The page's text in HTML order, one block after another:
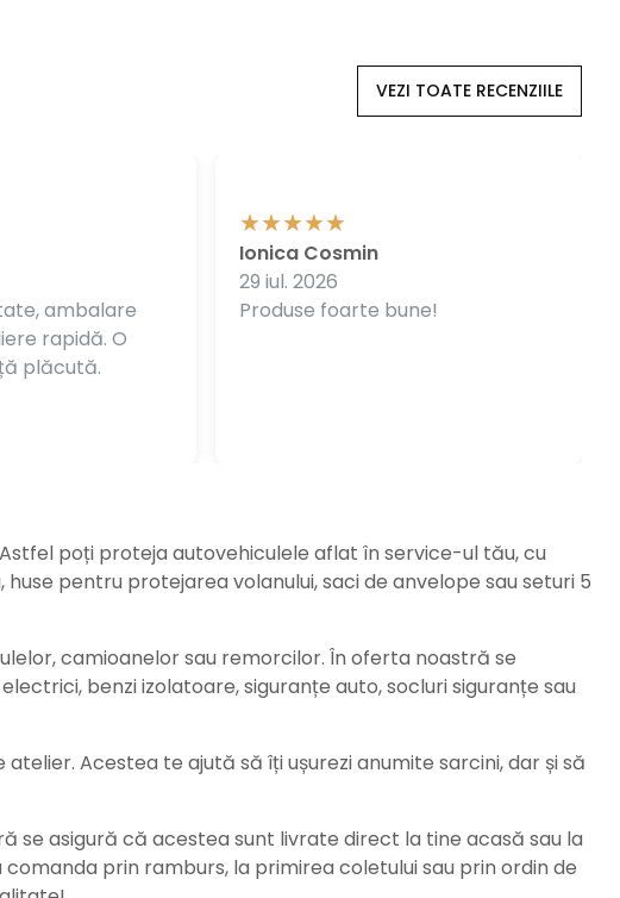
VEZI TOATE RECENZIILE
ambalare
rapidă. O
plăcută.
Produse foarte bune!
Ionica Cosmin
29 iul. 2026
poți proteja autovehiculele aflat în service-ul tău, cu
pentru protejarea volanului, saci de anvelope sau seturi 5
camioanelor sau remorcilor. În oferta noastră se
benzi izolatoare, siguranțe auto, socluri siguranțe sau
Acestea te ajută să îți ușurezi anumite sarcini, dar și să
se asigură că acestea sunt livrate direct la tine acasă sau la
prin ramburs, la primirea coletului sau prin ordin de